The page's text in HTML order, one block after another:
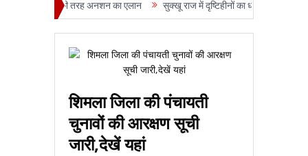
की तरह अनशन का एलान सुक्‍खू राज में दृष्टिहीनों का धरना 1017 वें दिन, पति की
शिमला जिला की पंचायती
चुनावों की आरक्षण सूची
जारी,देखें यहां